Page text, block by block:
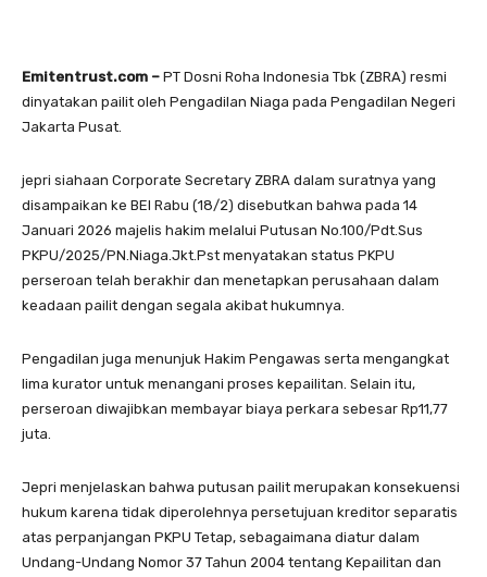
Emitentrust.com – PT Dosni Roha Indonesia Tbk (ZBRA) resmi
dinyatakan pailit oleh Pengadilan Niaga pada Pengadilan Negeri
Jakarta Pusat.
jepri siahaan Corporate Secretary ZBRA dalam suratnya yang
disampaikan ke BEI Rabu (18/2) disebutkan bahwa pada 14
Januari 2026 majelis hakim melalui Putusan No.100/Pdt.Sus
PKPU/2025/PN.Niaga.Jkt.Pst menyatakan status PKPU
perseroan telah berakhir dan menetapkan perusahaan dalam
keadaan pailit dengan segala akibat hukumnya.
Pengadilan juga menunjuk Hakim Pengawas serta mengangkat
lima kurator untuk menangani proses kepailitan. Selain itu,
perseroan diwajibkan membayar biaya perkara sebesar Rp11,77
juta.
Jepri menjelaskan bahwa putusan pailit merupakan konsekuensi
hukum karena tidak diperolehnya persetujuan kreditor separatis
atas perpanjangan PKPU Tetap, sebagaimana diatur dalam
Undang-Undang Nomor 37 Tahun 2004 tentang Kepailitan dan